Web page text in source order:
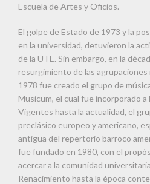
Escuela de Artes y Oficios.
El golpe de Estado de 1973 y la
en la universidad, detuvieron la
de la UTE. Sin embargo, en la
resurgimiento de las
1978 fue creado el grupo de
Musicum, el cual fue incorporado
Vigentes hasta la actualidad, el
preclásico europeo y americano,
antigua del repertorio barroco
fue fundado en 1980, con el
acercar a la comunidad
Renacimiento hasta la época